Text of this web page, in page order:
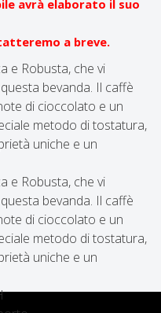
avrà elaborato il suo
a breve.
e Robusta, che vi
bevanda. Il caffè
di cioccolato e un
metodo di tostatura,
uniche e un
e Robusta, che vi
bevanda. Il caffè
di cioccolato e un
metodo di tostatura,
uniche e un